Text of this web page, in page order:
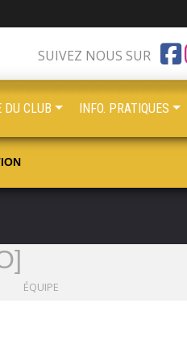
ÉQUIPE
SUIVEZ NOUS SUR
DU CLUB INFO. PRATIQUES